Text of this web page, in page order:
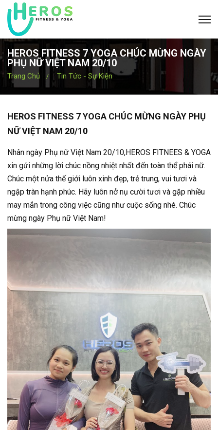
HEROS FITNESS 7 YOGA CHÚC MỪNG NGÀY
PHỤ NỮ VIỆT NAM 20/10
Trang Chủ Tin Tức - Sự Kiện
HEROS FITNESS 7 YOGA CHÚC MỪNG NGÀY PHỤ
NỮ VIỆT NAM 20/10
Nhân ngày Phụ nữ Việt Nam 20/10,HEROS FITNEES & YOGA
xin gửi những lời chúc nồng nhiệt nhất đến toàn thể phái nữ.
Chúc một nửa thế giới luôn xinh đẹp, trẻ trung, vui tươi và
ngập tràn hạnh phúc. Hãy luôn nở nụ cười tươi và gặp nhiều
may mắn trong công việc cũng như cuộc sống nhé. Chúc
mừng ngày Phụ nữ Việt Nam!